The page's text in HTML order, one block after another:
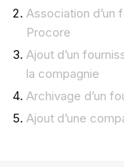
Association d’un
Procore
Ajout d’un
la compagnie
Archivage d’un
Ajout d’une